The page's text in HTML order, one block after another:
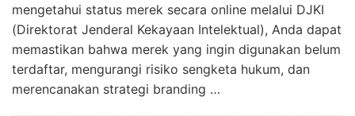
mengetahui status merek secara online melalui DJKI
(Direktorat Jenderal Kekayaan Intelektual), Anda dapat
memastikan bahwa merek yang ingin digunakan belum
terdaftar, mengurangi risiko sengketa hukum, dan
merencanakan strategi branding …